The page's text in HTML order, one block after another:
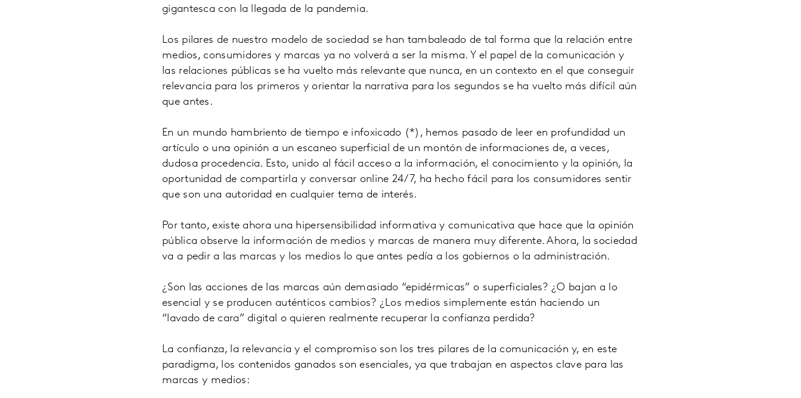
gigantesca con la llegada de la pandemia.
Los pilares de nuestro modelo de sociedad se han tambaleado de tal forma que la relación entre
medios, consumidores y marcas ya no volverá a ser la misma. Y el papel de la comunicación y
las relaciones públicas se ha vuelto más relevante que nunca, en un contexto en el que conseguir
relevancia para los primeros y orientar la narrativa para los segundos se ha vuelto más difícil aún
que antes.
En un mundo hambriento de tiempo e infoxicado (*), hemos pasado de leer en profundidad un
artículo o una opinión a un escaneo superficial de un montón de informaciones de, a veces,
dudosa procedencia. Esto, unido al fácil acceso a la información, el conocimiento y la opinión, la
oportunidad de compartirla y conversar online 24/7, ha hecho fácil para los consumidores sentir
que son una autoridad en cualquier tema de interés.
Por tanto, existe ahora una hipersensibilidad informativa y comunicativa que hace que la opinión
pública observe la información de medios y marcas de manera muy diferente. Ahora, la sociedad
va a pedir a las marcas y los medios lo que antes pedía a los gobiernos o la administración.
¿Son las acciones de las marcas aún demasiado “epidérmicas” o superficiales? ¿O bajan a lo
esencial y se producen auténticos cambios? ¿Los medios simplemente están haciendo un
“lavado de cara” digital o quieren realmente recuperar la confianza perdida?
La confianza, la relevancia y el compromiso son los tres pilares de la comunicación y, en este
paradigma, los contenidos ganados son esenciales, ya que trabajan en aspectos clave para las
marcas y medios: